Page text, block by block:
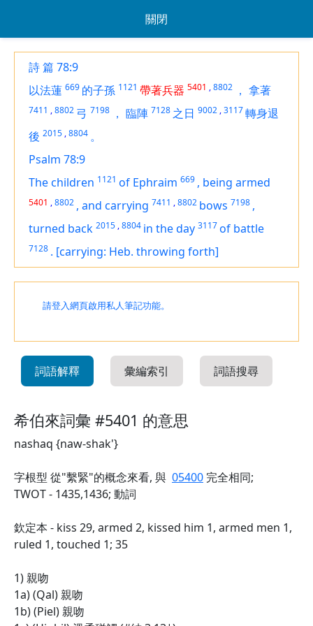
關閉
詩 篇 78:9
以法蓮 669 的子孫 1121 帶著兵器 5401 ,8802 ， 拿著
7411 ,8802 弓 7198 ， 臨陣 7128 之日 9002 ,3117轉身退
後 2015 ,8804 。
Psalm 78:9
The children 1121 of Ephraim 669 , being armed
5401 ,8802 , and carrying 7411 ,8802 bows 7198 ,
turned back 2015 ,8804 in the day 3117of battle
7128 . [carrying: Heb. throwing forth]
請登入網頁啟用私人筆記功能。
詞語解釋 彙編索引 詞語搜尋
希伯來詞彙 #5401 的意思
nashaq {naw-shak'}
字根型 從"繫緊"的概念來看, 與 05400 完全相同;
TWOT - 1435,1436; 動詞
欽定本 - kiss 29, armed 2, kissed him 1, armed men 1,
ruled 1, touched 1; 35
1) 親吻
1a) (Qal) 親吻
1b) (Piel) 親吻